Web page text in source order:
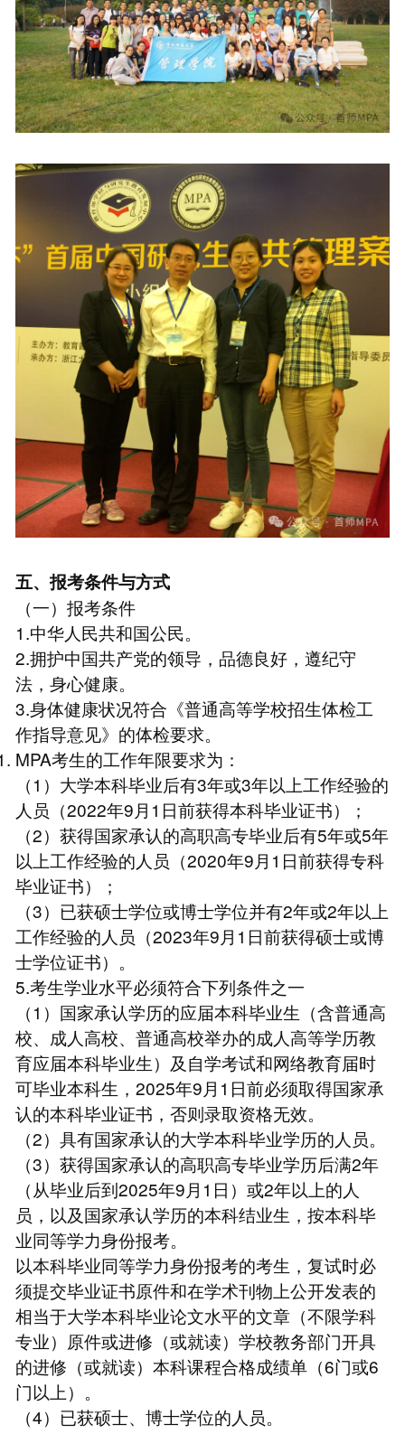
五、报考条件与方式
（一）报考条件
1.中华人民共和国公民。
2.拥护中国共产党的领导，品德良好，遵纪守
法，身心健康。
3.身体健康状况符合《普通高等学校招生体检工
作指导意见》的体检要求。
MPA考生的工作年限要求为：
（1）大学本科毕业后有3年或3年以上工作经验的
人员（2022年9月1日前获得本科毕业证书）；
（2）获得国家承认的高职高专毕业后有5年或5年
以上工作经验的人员（2020年9月1日前获得专科
毕业证书）；
（3）已获硕士学位或博士学位并有2年或2年以上
工作经验的人员（2023年9月1日前获得硕士或博
士学位证书）。
5.考生学业水平必须符合下列条件之一
（1）国家承认学历的应届本科毕业生（含普通高
校、成人高校、普通高校举办的成人高等学历教
育应届本科毕业生）及自学考试和网络教育届时
可毕业本科生，2025年9月1日前必须取得国家承
认的本科毕业证书，否则录取资格无效。
（2）具有国家承认的大学本科毕业学历的人员。
（3）获得国家承认的高职高专毕业学历后满2年
（从毕业后到2025年9月1日）或2年以上的人
员，以及国家承认学历的本科结业生，按本科毕
业同等学力身份报考。
以本科毕业同等学力身份报考的考生，复试时必
须提交毕业证书原件和在学术刊物上公开发表的
相当于大学本科毕业论文水平的文章（不限学科
专业）原件或进修（或就读）学校教务部门开具
的进修（或就读）本科课程合格成绩单（6门或6
门以上）。
（4）已获硕士、博士学位的人员。